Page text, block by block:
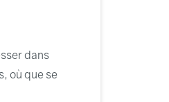
dans
où que se